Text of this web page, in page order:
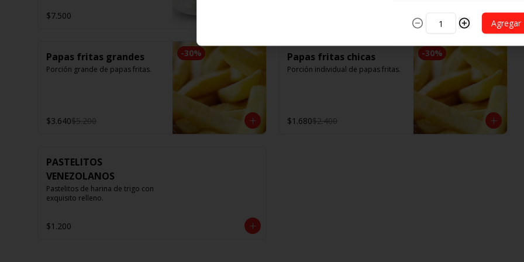
$7.500
-30%
Papas fritas grandes
Porción grande de papas fritas.
$3.640$5.200
-30%
Papas fritas chicas
Porción individual de papas fritas.
$1.680$2.400
PASTELITOS
VENEZOLANOS
Pastelitos de harina de trigo con
exquisito relleno.
$1.200
Agregar